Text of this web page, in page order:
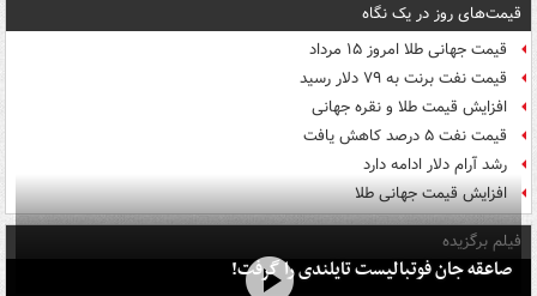
قیمت‌های روز در یک نگاه
قیمت جهانی طلا امروز ۱۵ مرداد
قیمت نفت برنت به ۷۹ دلار رسید
افزایش قیمت طلا و نقره جهانی
قیمت نفت ۵ درصد کاهش یافت
رشد آرام دلار ادامه دارد
افزایش قیمت جهانی طلا
فیلم برگزیده
صاعقه جان فوتبالیست تایلندی را گرفت!